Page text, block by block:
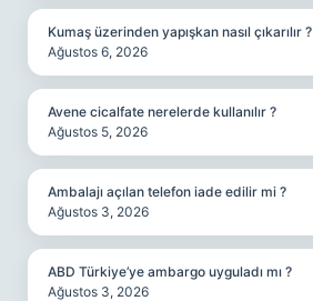
Kumaş üzerinden yapışkan nasıl çıkarılır ?
Ağustos 6, 2026
Avene cicalfate nerelerde kullanılır ?
Ağustos 5, 2026
Ambalajı açılan telefon iade edilir mi ?
Ağustos 3, 2026
ABD Türkiye’ye ambargo uyguladı mı ?
Ağustos 3, 2026